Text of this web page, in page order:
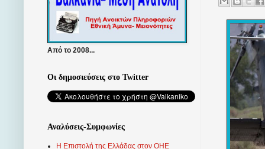
Από το 2008...
Οι δημοσιεύσεις στο Twitter
Αναλύσεις-Συμφωνίες
Η Επιστολή της Ελλάδας στον ΟΗΕ